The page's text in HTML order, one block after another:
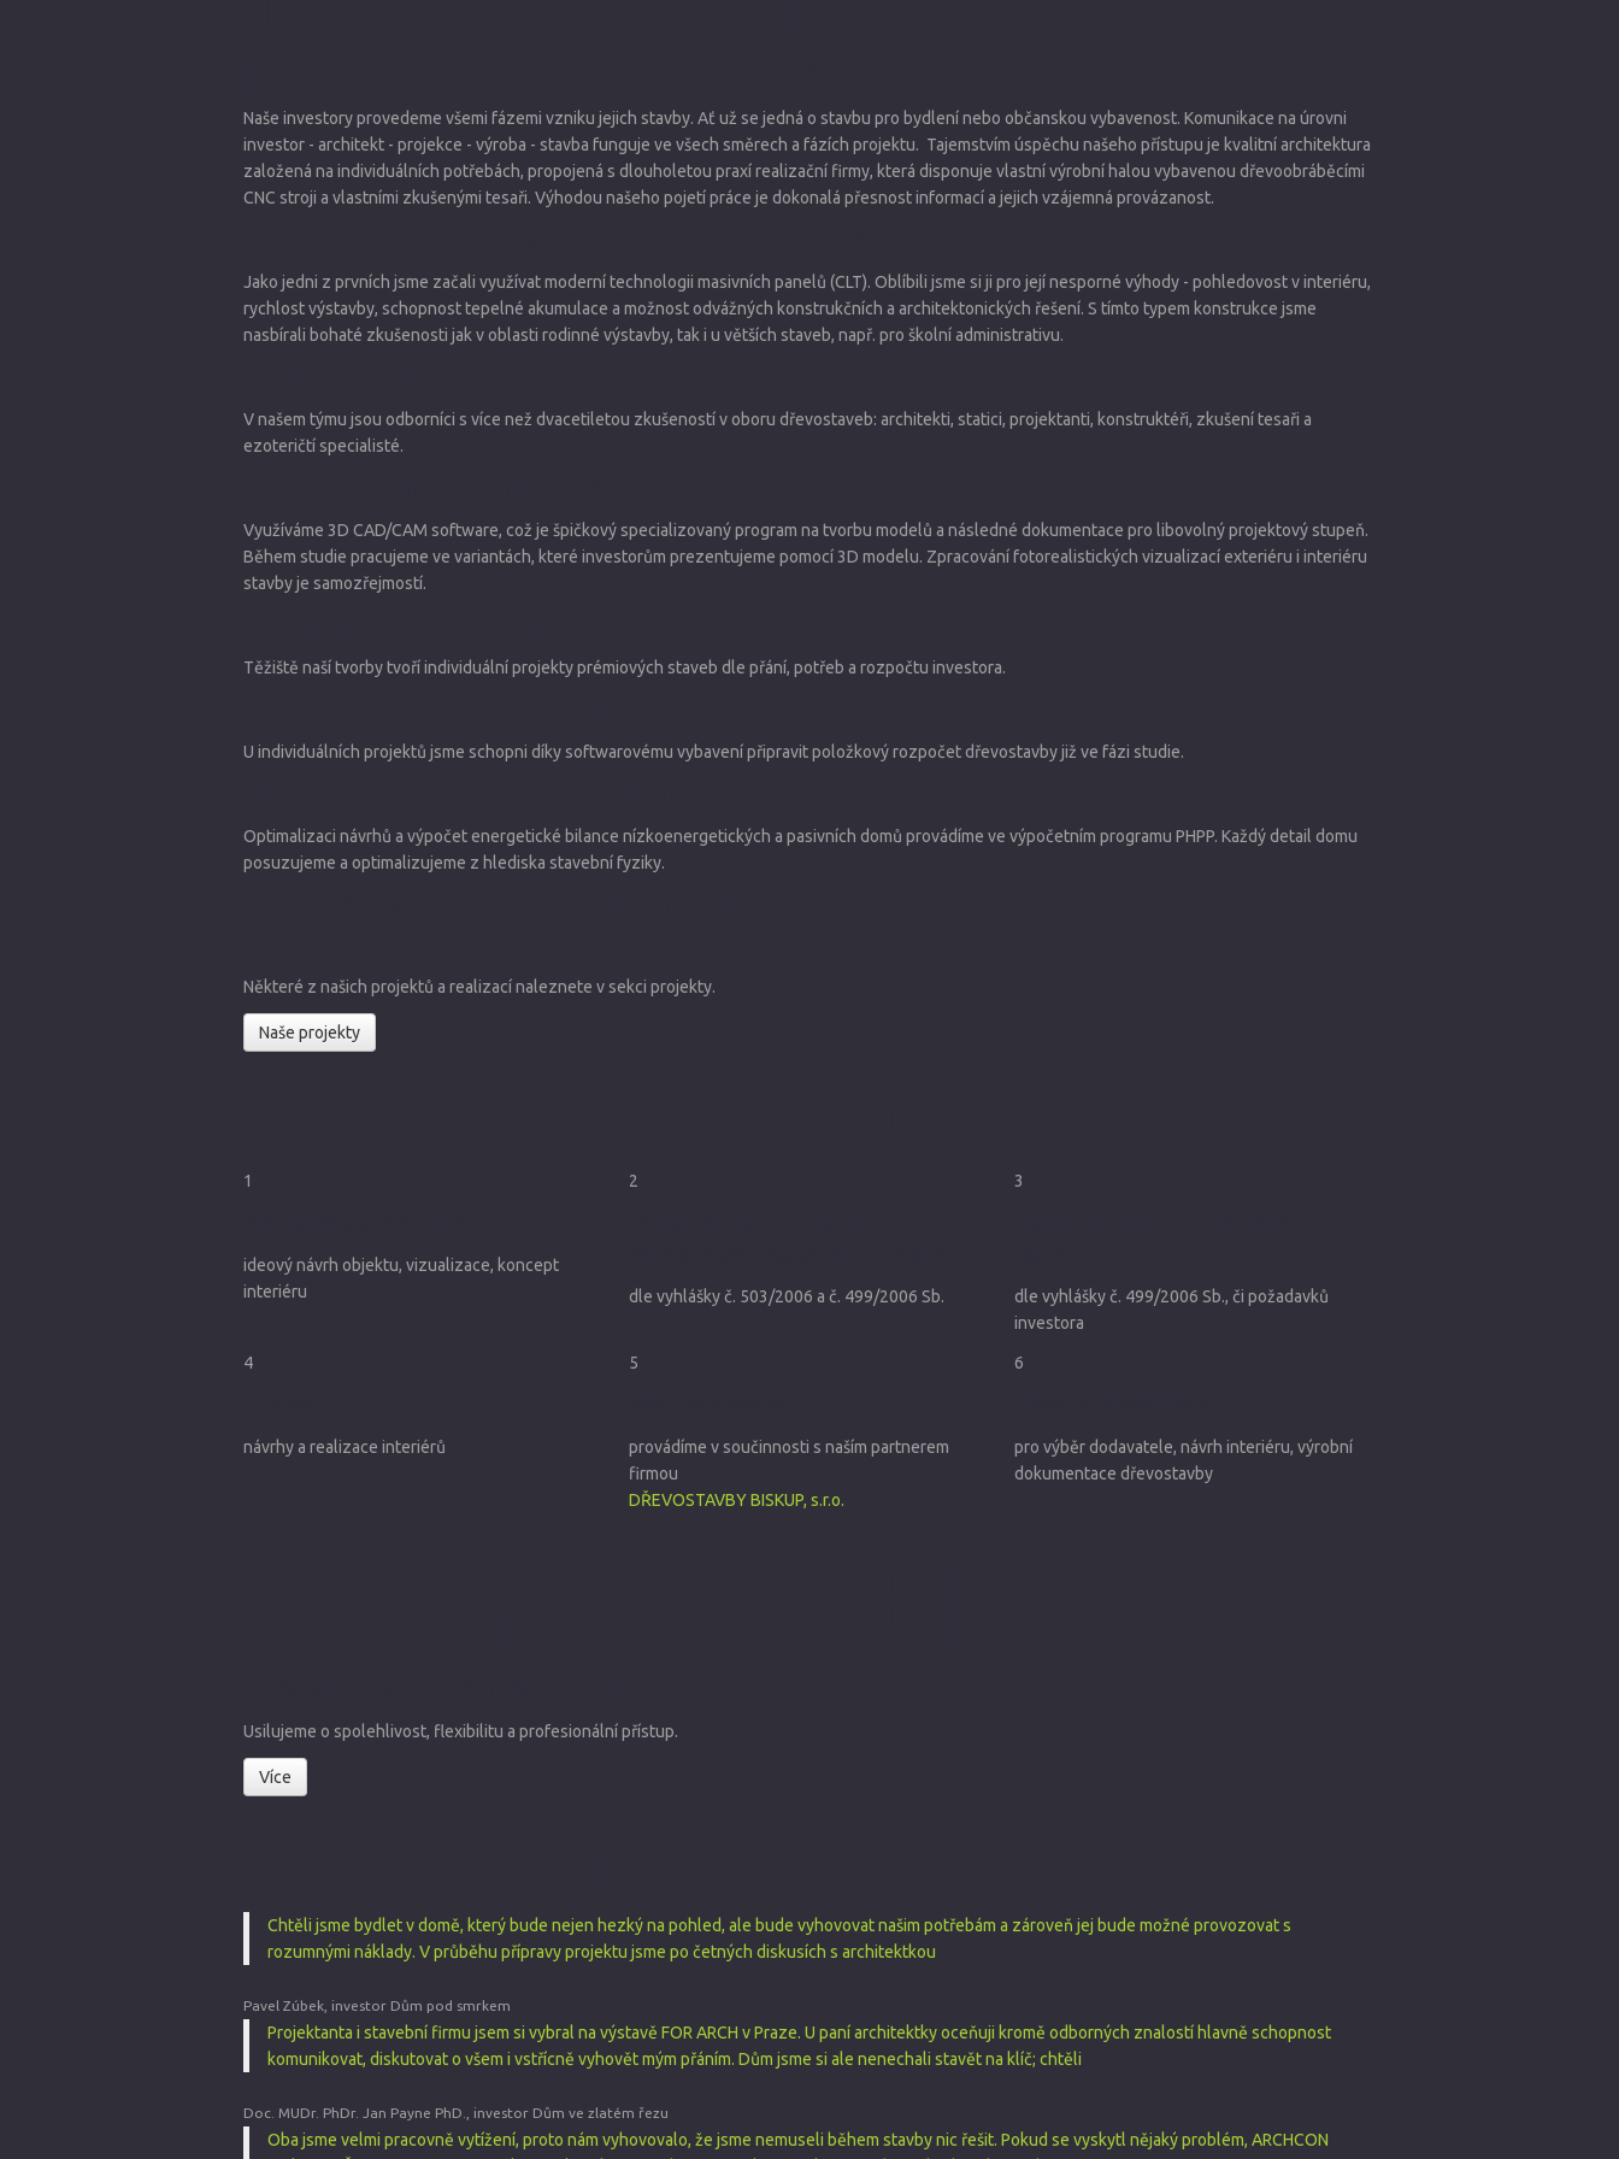
Naše investory provedeme všemi fázemi vzniku jejich stavby. Ať už se jedná o stavbu pro bydlení nebo občanskou vybavenost. Komunikace na úrovni
investor - architekt - projekce - výroba - stavba funguje ve všech směrech a fázích projektu. Tajemstvím úspěchu našeho přístupu je kvalitní architektura
založená na individuálních potřebách, propojená s dlouholetou praxí realizační firmy, která disponuje vlastní výrobní halou vybavenou dřevoobráběcími
CNC stroji a vlastními zkušenými tesaři. Výhodou našeho pojetí práce je dokonalá přesnost informací a jejich vzájemná provázanost.
Jako jedni z prvních jsme začali využívat moderní technologii masivních panelů (CLT). Oblíbili jsme si ji pro její nesporné výhody - pohledovost v interiéru,
rychlost výstavby, schopnost tepelné akumulace a možnost odvážných konstrukčních a architektonických řešení. S tímto typem konstrukce jsme
nasbírali bohaté zkušenosti jak v oblasti rodinné výstavby, tak i u větších staveb, např. pro školní administrativu.
V našem týmu jsou odborníci s více než dvacetiletou zkušeností v oboru dřevostaveb: architekti, statici, projektanti, konstruktéři, zkušení tesaři a
ezoteričtí specialisté.
Využíváme 3D CAD/CAM software, což je špičkový specializovaný program na tvorbu modelů a následné dokumentace pro libovolný projektový stupeň.
Během studie pracujeme ve variantách, které investorům prezentujeme pomocí 3D modelu. Zpracování fotorealistických vizualizací exteriéru i interiéru
stavby je samozřejmostí.
Těžiště naší tvorby tvoří individuální projekty prémiových staveb dle přání, potřeb a rozpočtu investora.
U individuálních projektů jsme schopni díky softwarovému vybavení připravit položkový rozpočet dřevostavby již ve fázi studie.
Optimalizaci návrhů a výpočet energetické bilance nízkoenergetických a pasivních domů provádíme ve výpočetním programu PHPP. Každý detail domu
posuzujeme a optimalizujeme z hlediska stavební fyziky.
Některé z našich projektů a realizací naleznete v sekci projekty.
Naše projekty
1
ideový návrh objektu, vizualizace, koncept
interiéru
2
dle vyhlášky č. 503/2006 a č. 499/2006 Sb.
3
dle vyhlášky č. 499/2006 Sb., či požadavků
investora
4
návrhy a realizace interiérů
5
provádíme v součinnosti s naším partnerem
firmou
DŘEVOSTAVBY BISKUP, s.r.o.
6
pro výběr dodavatele, návrh interiéru, výrobní
dokumentace dřevostavby
Usilujeme o spolehlivost, flexibilitu a profesionální přístup.
Více
Chtěli jsme bydlet v domě, který bude nejen hezký na pohled, ale bude vyhovovat našim potřebám a zároveň jej bude možné provozovat s
rozumnými náklady. V průběhu přípravy projektu jsme po četných diskusích s architektkou
Pavel Zúbek, investor Dům pod smrkem
Projektanta i stavební firmu jsem si vybral na výstavě FOR ARCH v Praze. U paní architektky oceňuji kromě odborných znalostí hlavně schopnost
komunikovat, diskutovat o všem i vstřícně vyhovět mým přáním. Dům jsme si ale nenechali stavět na klíč; chtěli
Doc. MUDr. PhDr. Jan Payne PhD., investor Dům ve zlatém řezu
Oba jsme velmi pracovně vytížení, proto nám vyhovovalo, že jsme nemuseli během stavby nic řešit. Pokud se vyskytl nějaký problém, ARCHCON